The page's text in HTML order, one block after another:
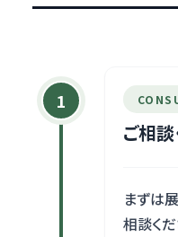
1
ご相
まずは
相談く